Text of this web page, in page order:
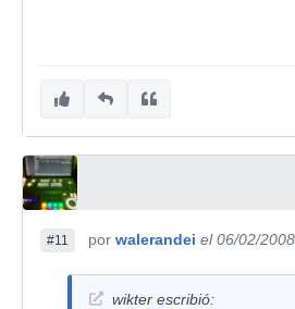
#11 por walerandei el 06/02/2008
wikter escribió: